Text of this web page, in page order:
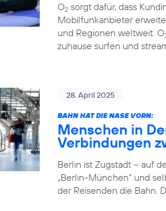
O2 sorgt dafür, dass
Mobilfunkanbieter
und Regionen weltweit. O
zuhause surfen und
28. April 2025
BAHN HAT DIE NASE VORN:
Menschen in
Verbindungen
Berlin ist Zugstadt – auf
„Berlin-München” und
der Reisenden die Bahn.